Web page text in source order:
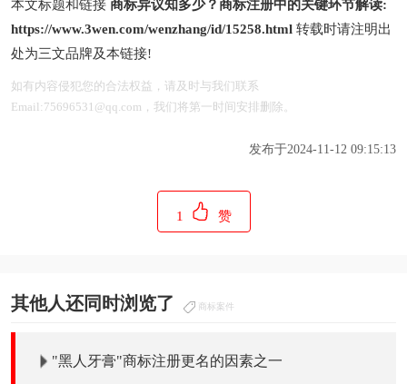
本文标题和链接 商标异议知多少？商标注册中的关键环节解读:
https://www.3wen.com/wenzhang/id/15258.html 转载时请注明出
处为三文品牌及本链接!
如有内容侵犯您的合法权益，请及时与我们联系
Email:75696531@qq.com，我们将第一时间安排删除。
发布于2024-11-12 09:15:13
1 赞
其他人还同时浏览了 商标案件
"黑人牙膏"商标注册更名的因素之一